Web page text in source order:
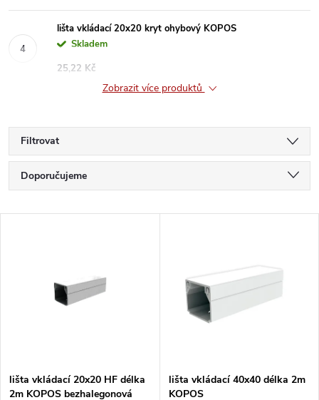
lišta vkládací 20x20 kryt ohybový KOPOS
Skladem
25,22 Kč
Zobrazit více produktů
Filtrovat
Ř
a
p
Doporučujeme
Abecedně
s
lišta vkládací 20x20 HF délka
2m KOPOS bezhalegonová
lišta vkládací 40x40 délka 2m
KOPOS